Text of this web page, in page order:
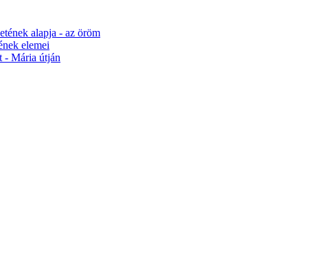
alapja - az öröm
elemei
- Mária útján